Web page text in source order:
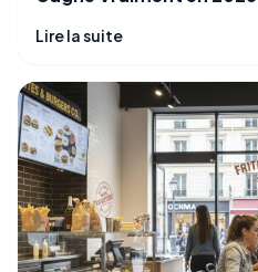
Lire la suite